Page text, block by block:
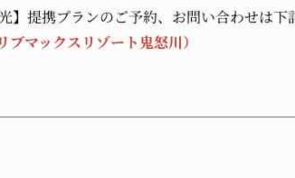
】提携プランのご予約、お問い合わせは下
ブマックスリゾート鬼怒川）